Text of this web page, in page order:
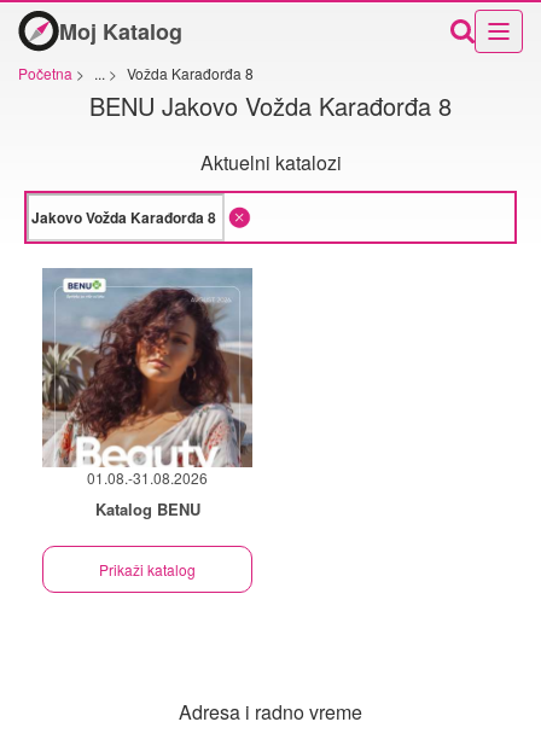
Moj Katalog
Početna > ... > Vožda Karađorđa 8
BENU Jakovo Vožda Karađorđa 8
Aktuelni katalozi
01.08.-31.08.2026
Katalog BENU
Prikaži katalog
Adresa i radno vreme